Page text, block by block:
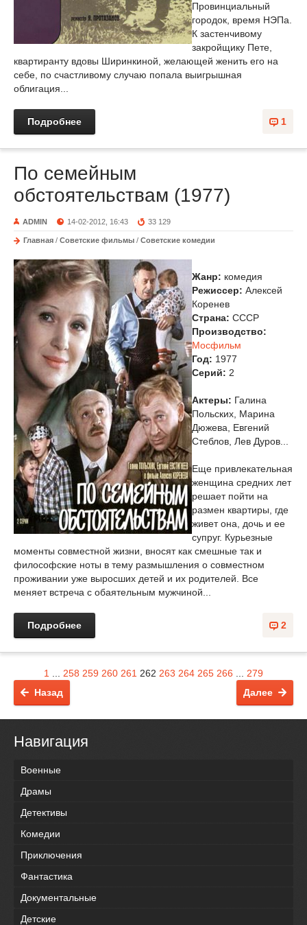
Провинциальный
городок, время НЭПа.
К застенчивому
закройщику Пете,
квартиранту вдовы Ширинкиной, желающей женить его на
себе, по счастливому случаю попала выигрышная
облигация...
1
Подробнее
По семейным
обстоятельствам (1977)
ADMIN 14-02-2012, 16:43 33 129
Главная / Советские фильмы / Советские комедии
Жанр: комедия
Режиссер: Алексей
Коренев
Страна: СССР
Производство:
Мосфильм
Год: 1977
Cерий: 2
Актеры: Галина
Польских, Марина
Дюжева, Евгений
Стеблов, Лев Дуров...
Еще привлекательная
женщина средних лет
решает пойти на
размен квартиры, где
живет она, дочь и ее
супруг. Курьезные
моменты совместной жизни, вносят как смешные так и
философские ноты в тему размышления о совместном
проживании уже выросших детей и их родителей. Все
меняет встреча с обаятельным мужчиной...
2
Подробнее
1 258 259 260 261 262 263 264 265 266
279
Далее
Назад
Навигация
Военные
Драмы
Детективы
Комедии
Приключения
Фантастика
Документальные
Детские